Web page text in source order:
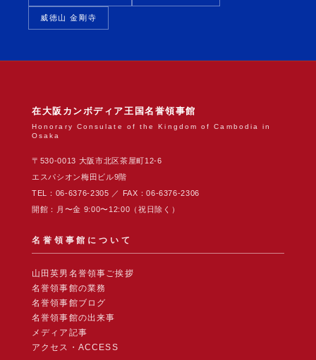
威徳山 金剛寺
在大阪カンボディア王国名誉領事館
Honorary Consulate of the Kingdom of Cambodia in
Osaka
〒530-0013 大阪市北区茶屋町12-6
エスパシオン梅田ビル9階
TEL：06-6376-2305 ／ FAX：06-6376-2306
開館：月〜金 9:00〜12:00（祝日除く）
名誉領事館について
山田英男名誉領事ご挨拶
名誉領事館の業務
名誉領事館ブログ
名誉領事館の出来事
メディア記事
アクセス・ACCESS